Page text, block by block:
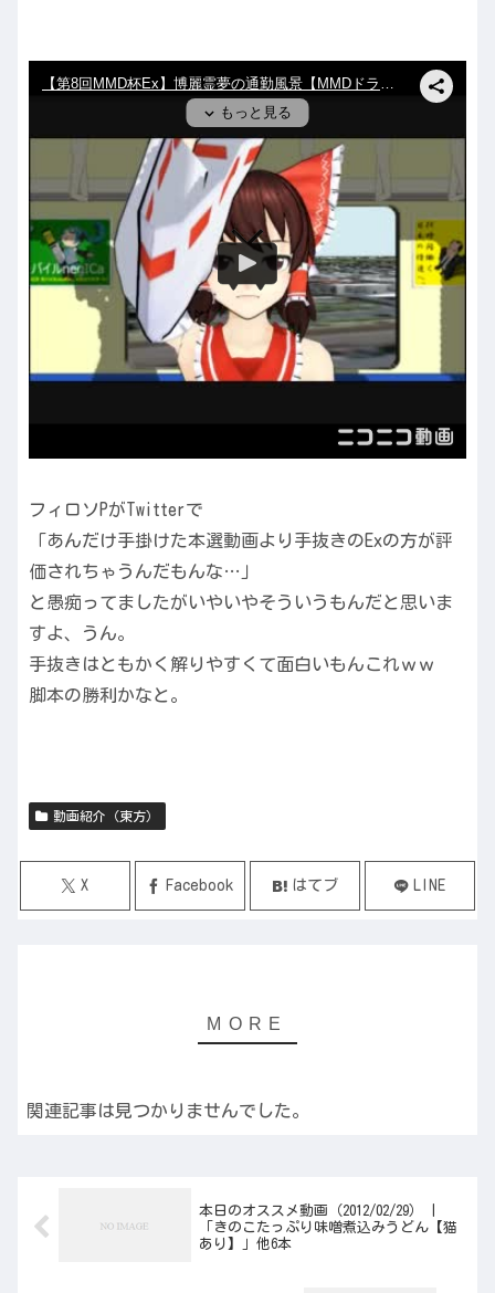
フィロソPがTwitterで
「あんだけ手掛けた本選動画より手抜きのExの方が評
価されちゃうんだもんな…」
と愚痴ってましたがいやいやそういうもんだと思いま
すよ、うん。
手抜きはともかく解りやすくて面白いもんこれｗｗ
脚本の勝利かなと。
動画紹介（東方）
X Facebook はてブ LINE
関連記事は見つかりませんでした。
本日のオススメ動画（2012/02/29） |
「きのこたっぷり味噌煮込みうどん【猫
あり】」他6本